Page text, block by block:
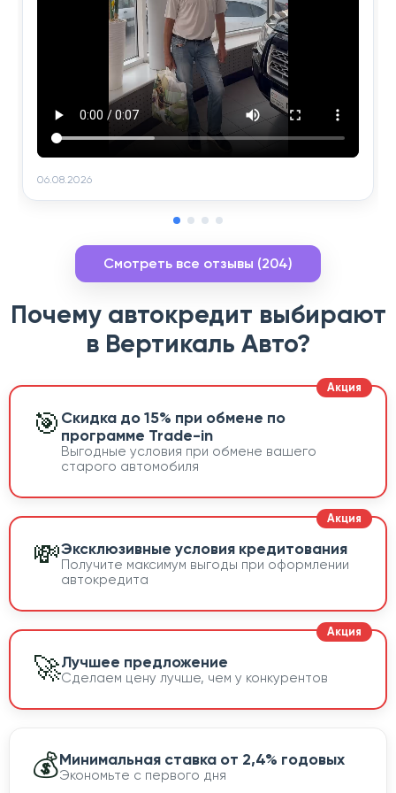
06.08.2026
Смотреть все отзывы (204)
Почему автокредит выбирают
в Вертикаль Авто?
🎯 Скидка до 15% при обмене по
программе Trade-in
Выгодные условия при обмене вашего
старого автомобиля
💸Эксклюзивные условия кредитования
Получите максимум выгоды при оформлении
автокредита
🚀Лучшее предложение
Сделаем цену лучше, чем у конкурентов
💰Минимальная ставка от 2,4% годовых
Экономьте с первого дня